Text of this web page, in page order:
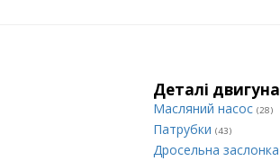
Деталі двигуна
Масляний насос (28)
Патрубки (43)
Дросельна заслонка